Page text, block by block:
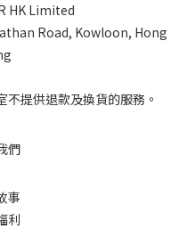
HK Limited
Road, Kowloon, Hong
提供退款及換貨的服務。
們
事
利